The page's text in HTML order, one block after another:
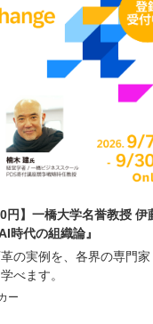
円】一橋大学名誉教授 伊
時代の組織論』
の実例を、各界の専門家
べます。
ー